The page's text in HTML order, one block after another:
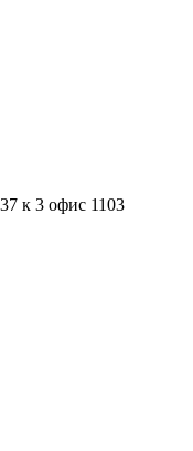
к 3 офис 1103